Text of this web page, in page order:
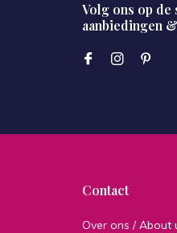
Volg ons op
aanbiedingen
Contact
Over ons / About